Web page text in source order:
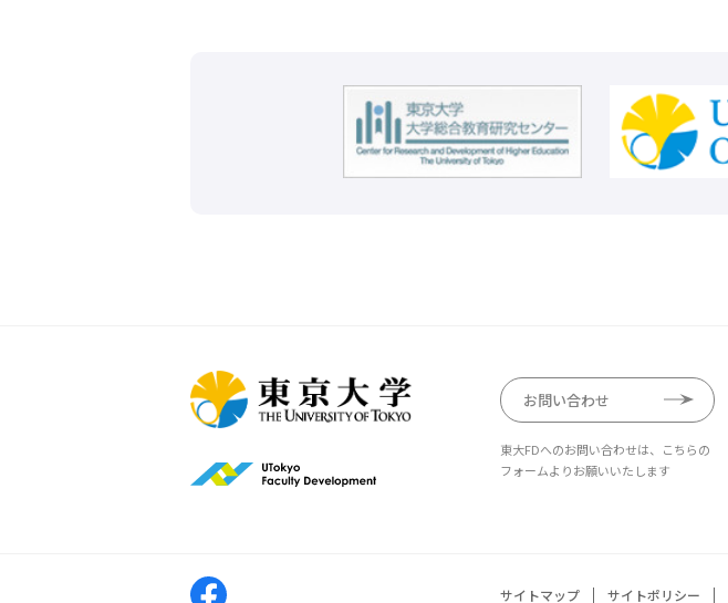
お問い合わせ
東大FDへのお問い合わせは、こちらの
フォームよりお願いいたします
サイトマップ サイトポリシー